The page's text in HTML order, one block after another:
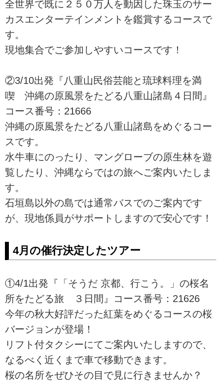
全世界で既に２５０万人を動因した珠玉のサー
カスエンターテインメントを鑑賞するコースで
す。
現地集合でご参加しやすいコースです！
②3/10出発『八重山民俗芸能と琉球料理を満
喫 沖縄の原風景をたどる八重山諸島４日間』
コース番号：21666
沖縄の原風景をたどる八重山諸島をめぐるコー
スです。
水牛車にのったり、マングローブの原生林を遊
覧したり、沖縄ならではの旅へご案内いたしま
す。
石垣島以外の島では通常バスでのご案内です
が、現地係員がサポートしますので安心です！
4月の催行決定したツアー
①4/1出発『「そうだ 京都、行こう。」の桜名
所をたどる旅 ３日間』コース番号：21626
今年の秋大好評だった紅葉をめぐるコースの桜
バージョンが登場！
リフト付タクシーにてご案内いたしますので、
なるべく近くまで車で移動できます。
桜の名所をぜひその目で見に行きませんか？